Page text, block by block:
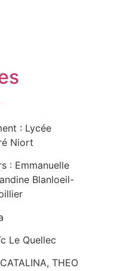
: Lycée
Niort
: Emmanuelle
Blanloeil-
Le Quellec
THEO